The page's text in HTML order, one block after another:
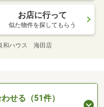
お店に行って
似た物件を探してもらう
和ハウス 海田店
せる（51件）